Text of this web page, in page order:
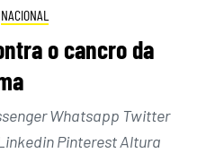
NACIONAL
o cancro da
Whatsapp Twitter
Pinterest Altura